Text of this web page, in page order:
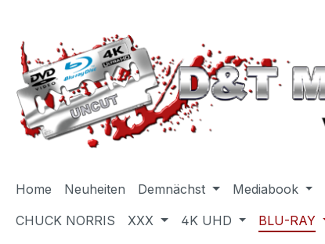
Home Neuheiten Demnächst Mediabook
CHUCK NORRIS
XXX 4K UHD BLU-RAY